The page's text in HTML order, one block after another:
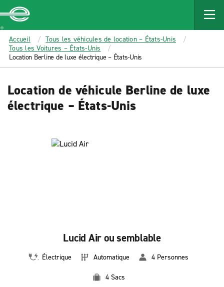
MAIN
CONTENT
Enterprise
Accueil
Tous les véhicules de location – États-Unis
Tous les Voitures – États-Unis
Location Berline de luxe électrique – États-Unis
Location de véhicule Berline de luxe
électrique – États-Unis
Lucid Air ou semblable
Électrique Automatique 4 Personnes
4 Sacs